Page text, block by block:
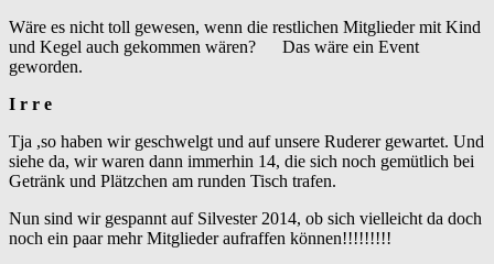
Wäre es nicht toll gewesen, wenn die restlichen Mitglieder mit Kind
und Kegel auch gekommen wären? Das wäre ein Event
geworden.
I r r e
Tja ,so haben wir geschwelgt und auf unsere Ruderer gewartet. Und
siehe da, wir waren dann immerhin 14, die sich noch gemütlich bei
Getränk und Plätzchen am runden Tisch trafen.
Nun sind wir gespannt auf Silvester 2014, ob sich vielleicht da doch
noch ein paar mehr Mitglieder aufraffen können!!!!!!!!!